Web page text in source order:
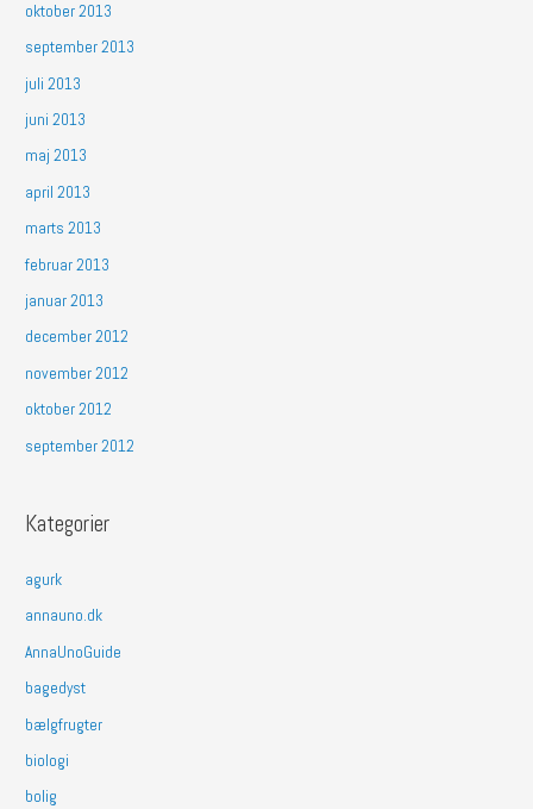
oktober 2013
september 2013
juli 2013
juni 2013
maj 2013
april 2013
marts 2013
februar 2013
januar 2013
december 2012
november 2012
oktober 2012
september 2012
Kategorier
agurk
annauno.dk
AnnaUnoGuide
bagedyst
bælgfrugter
biologi
bolig